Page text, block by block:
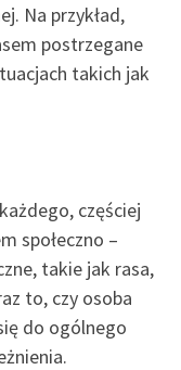
Na przykład,
postrzegane
takich jak
częściej
społeczno –
takie jak rasa,
to, czy osoba
do ogólnego